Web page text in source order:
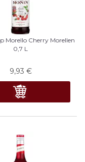
Morello Cherry Morellen
0,7 L
9,93 €